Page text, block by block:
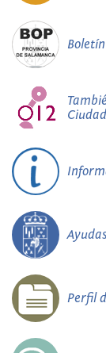
Perfil